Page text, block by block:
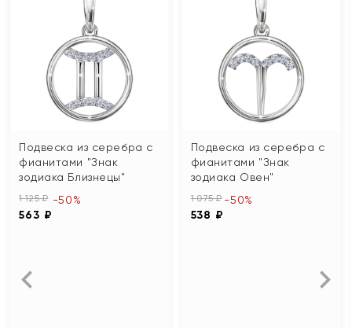
Подвеска из серебра с
фианитами "Знак
зодиака Близнецы"
1 125 ₽
563 ₽
-50%
Подвеска из серебра с
фианитами "Знак
зодиака Овен"
1 075 ₽
538 ₽
-50%